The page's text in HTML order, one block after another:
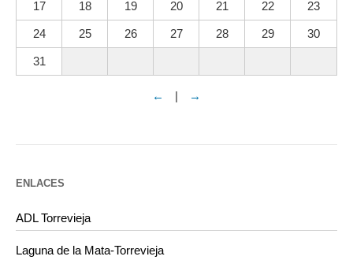
17 18 19 20 21 22 23
24 25 26 27 28 29 30
31
← | →
ENLACES
ADL Torrevieja
Laguna de la Mata-Torrevieja